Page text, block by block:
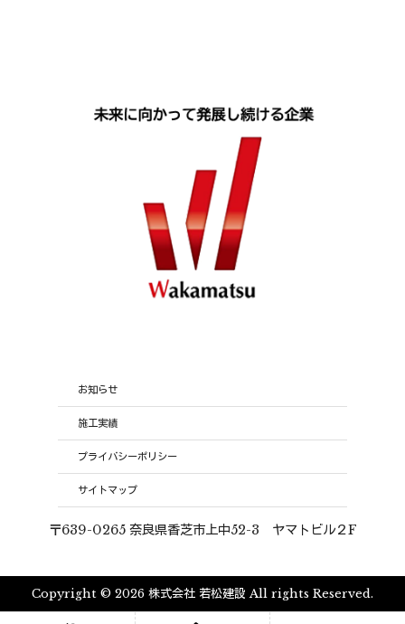
お知らせ
施工実績
プライバシーポリシー
サイトマップ
〒639-0265 奈良県香芝市上中52-3 ヤマトビル２F
Copyright © 2026 株式会社 若松建設 All rights Reserved.